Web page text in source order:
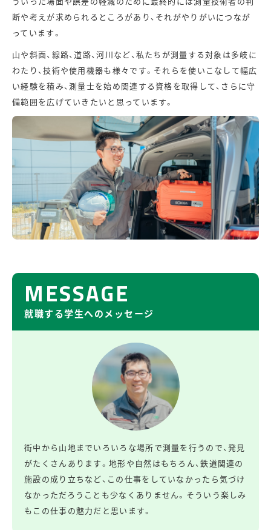
断や考えが求められるところがあり、それがやりがいにつなが
っています。
山や斜面、線路、道路、河川など、私たちが測量する対象は多岐に
わたり、技術や使用機器も様々です。それらを使いこなして幅広
い経験を積み、測量士を始め関連する資格を取得して、さらに守
備範囲を広げていきたいと思っています。
就職する学生へのメッセージ
街中から山地までいろいろな場所で測量を行うので、発見
がたくさんあります。地形や自然はもちろん、鉄道関連の
施設の成り立ちなど、この仕事をしていなかったら気づけ
なかっただろうことも少なくありません。そういう楽しみ
もこの仕事の魅力だと思います。